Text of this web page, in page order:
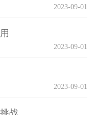
2023-09-01
2023-09-01
2023-09-01
战